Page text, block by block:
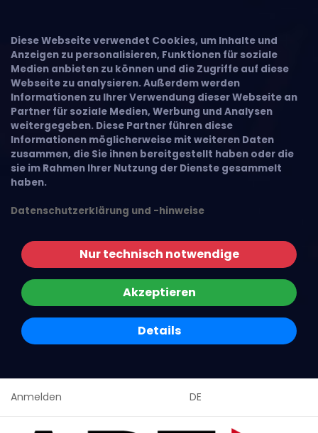
Diese Webseite verwendet Cookies, um Inhalte und
Anzeigen zu personalisieren, Funktionen für soziale
Medien anbieten zu können und die Zugriffe auf diese
Webseite zu analysieren. Außerdem werden
Informationen zu Ihrer Verwendung dieser Webseite an
Partner für soziale Medien, Werbung und Analysen
weitergegeben. Diese Partner führen diese
Informationen möglicherweise mit weiteren Daten
zusammen, die Sie ihnen bereitgestellt haben oder die
sie im Rahmen Ihrer Nutzung der Dienste gesammelt
haben.
Datenschutzerklärung und -hinweise
Nur technisch notwendige
Akzeptieren
Details
Anmelden DE